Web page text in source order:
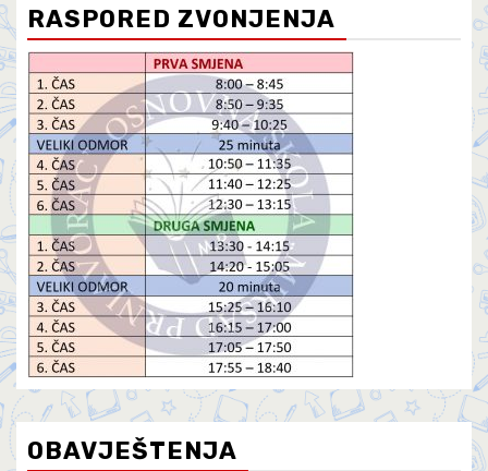
RASPORED ZVONJENJA
OBAVJEŠTENJA